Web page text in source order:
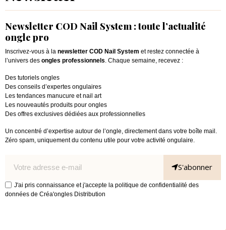
Newsletter COD Nail System : toute l’actualité
ongle pro
Inscrivez-vous à la newsletter COD Nail System et restez connectée à
l’univers des ongles professionnels . Chaque semaine, recevez :
Des tutoriels ongles
Des conseils d’expertes ongulaires
Les tendances manucure et nail art
Les nouveautés produits pour ongles
Des offres exclusives dédiées aux professionnelles
Un concentré d’expertise autour de l’ongle, directement dans votre boîte mail.
Zéro spam, uniquement du contenu utile pour votre activité ongulaire.
S'abonner
J'ai pris connaissance et j'accepte la politique de confidentialité des
données de Créa'ongles Distribution